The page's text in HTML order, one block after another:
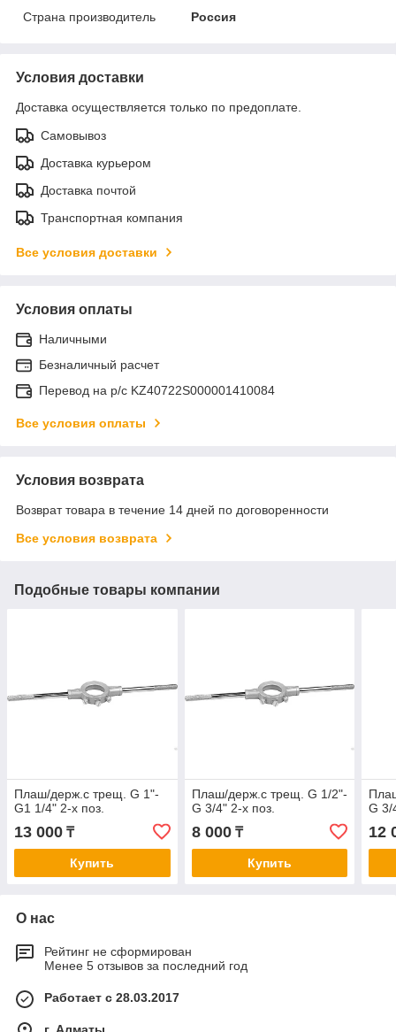
Страна производитель
Россия
Условия доставки
Доставка осуществляется только по предоплате.
Самовывоз
Доставка курьером
Доставка почтой
Транспортная компания
Все условия доставки
Условия оплаты
Наличными
Безналичный расчет
Перевод на р/с KZ40722S000001410084
Все условия оплаты
Условия возврата
Возврат товара в течение 14 дней по договоренности
Все условия возврата
Подобные товары компании
Плаш/держ.с трещ. G 1"-
G1 1/4" 2-х поз.
13 000 ₸
Купить
Плаш/держ.с трещ. G 1/2"-
G 3/4" 2-х поз.
8 000₸
Купить
G 3/
12
О нас
Рейтинг не сформирован
Менее 5 отзывов за последний год
Работает с 28.03.2017